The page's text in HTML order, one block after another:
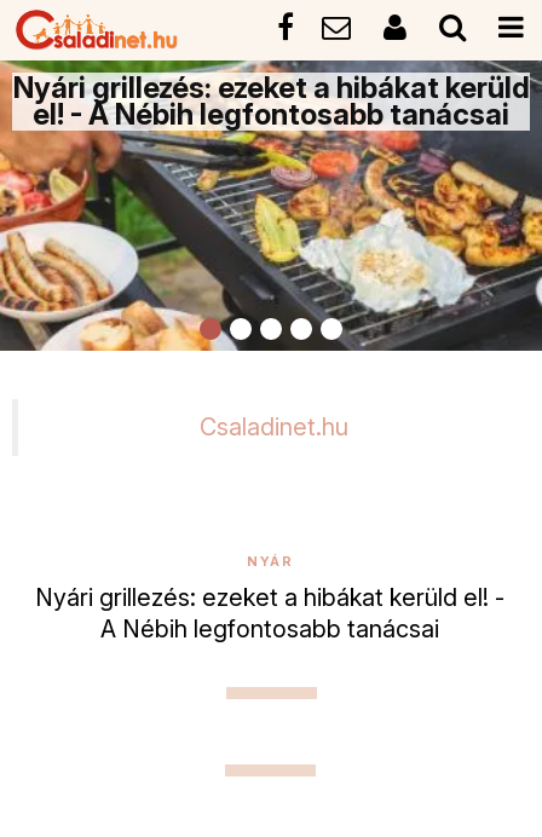
Nyári grillezés: ezeket a hibákat kerüld
el! - A Nébih legfontosabb tanácsai
Csaladinet.hu
NYÁR
Nyári grillezés: ezeket a hibákat kerüld el! -
A Nébih legfontosabb tanácsai